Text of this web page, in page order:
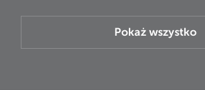
Pokaż wszystko